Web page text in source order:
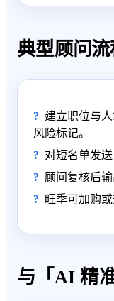
典型顾问
建立职位与
风险标记。
对短名单发
顾问复核后
旺季可加购或
与「AI 精